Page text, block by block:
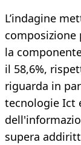
L’indagine
composizione
la
il 58,6%,
riguarda in
tecnologie Ict
supera